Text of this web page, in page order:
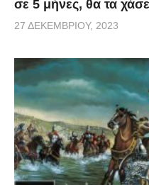
σε 5 μήνες, θα τα
27 ΔΕΚΕΜΒΡΊΟΥ, 2023